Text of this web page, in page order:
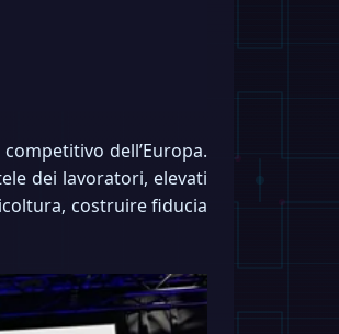
dell’Europa.
dei lavoratori, elevati
costruire fiducia